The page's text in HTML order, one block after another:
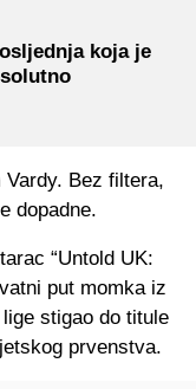
koja je
Bez filtera,
dopadne.
“Untold UK:
put momka iz
stigao do titule
prvenstva.